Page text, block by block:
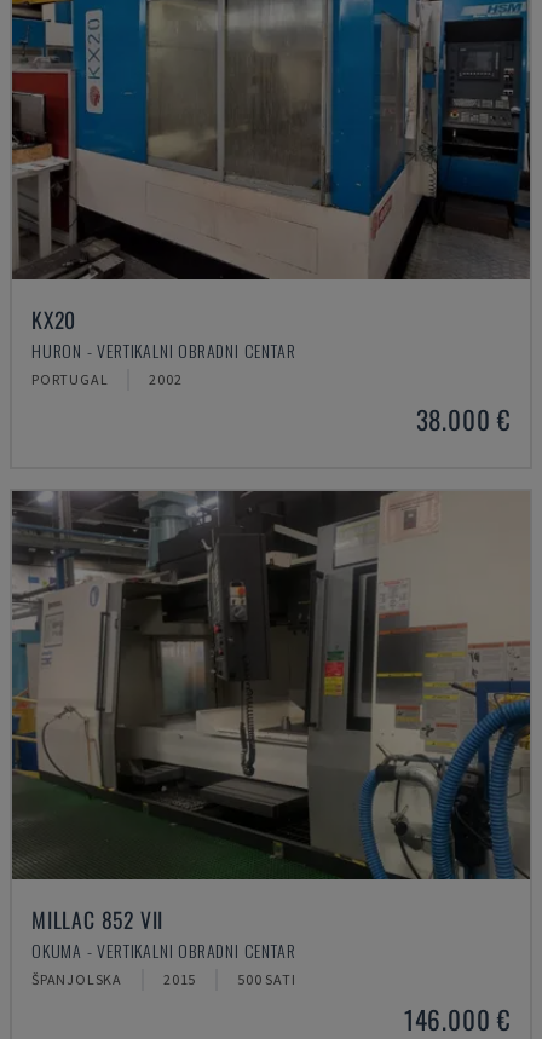
KX20
HURON - VERTIKALNI OBRADNI CENTAR
PORTUGAL 2002
38.000 €
MILLAC 852 VII
OKUMA - VERTIKALNI OBRADNI CENTAR
ŠPANJOLSKA 2015 500 SATI
146.000 €